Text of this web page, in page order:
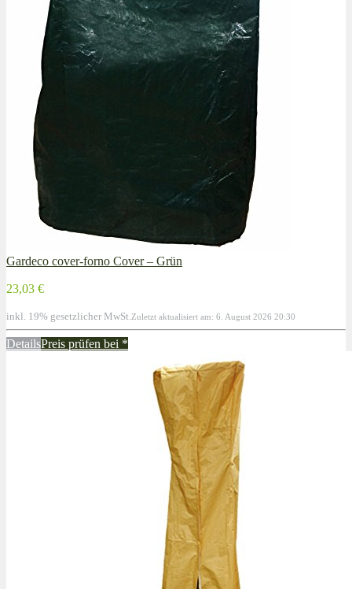
Gardeco cover-forno Cover – Grün
23,03 €
inkl. 19% gesetzlicher MwSt. Zuletzt aktualisiert am: 6. August 2026 20:30
DetailsPreis prüfen bei *